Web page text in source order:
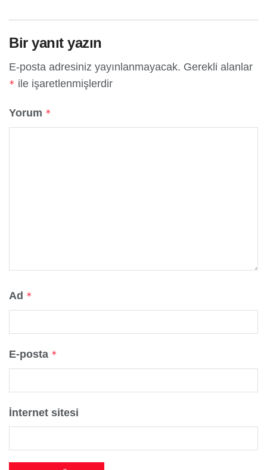
Bir yanıt yazın
E-posta adresiniz yayınlanmayacak. Gerekli alanlar
* ile işaretlenmişlerdir
Yorum *
Ad *
E-posta *
İnternet sitesi